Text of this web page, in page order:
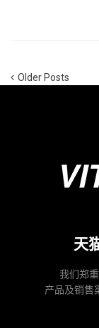
Older Posts
天
我们郑
产品及销售